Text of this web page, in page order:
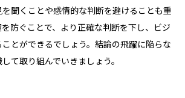
聞くことや感情的な判断を避けることも重
防ぐことで、より正確な判断を下し、ビジ
とができるでしょう。結論の飛躍に陥らな
て取り組んでいきましょう。